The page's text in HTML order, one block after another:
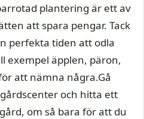
plantering är ett av
att spara pengar. Tack
perfekta tiden att odla
exempel äpplen, päron,
att nämna några.Gå
och hitta ett
om så bara för att du